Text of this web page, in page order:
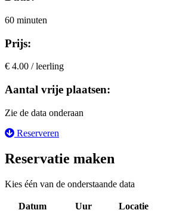
60 minuten
Prijs:
€ 4.00 / leerling
Aantal vrije plaatsen:
Zie de data onderaan
Reserveren
Reservatie maken
Kies één van de onderstaande data
Datum Uur Locatie